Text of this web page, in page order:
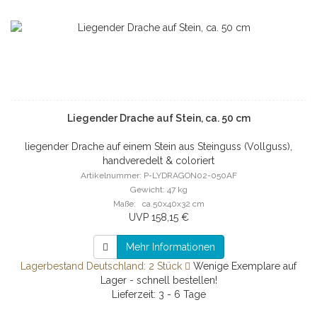
Liegender Drache auf Stein, ca. 50 cm
liegender Drache auf einem Stein aus Steinguss (Vollguss),
handveredelt & coloriert
Artikelnummer: P-LYDRAGON02-050AF
Gewicht: 47 kg
Maße: ca.50x40x32 cm
UVP 158,15 €
Mehr Informationen
Lagerbestand Deutschland: 2 Stück
Wenige Exemplare auf
Lager - schnell bestellen!
Lieferzeit: 3 - 6 Tage